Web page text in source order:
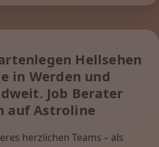
Hellsehen
in Werden und
Job Berater
auf Astroline
herzlichen Teams – als